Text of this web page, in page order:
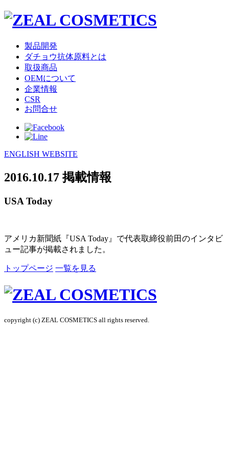
製品開発
ダチョウ抗体原料とは
取扱商品
OEMについて
企業情報
CSR
お問合せ
ENGLISH WEBSITE
2016.10.17 掲載情報
USA Today
アメリカ新聞紙『USA Today』で代表取締役前田のインタビ
ュー記事が掲載されました。
トップページ 一覧を見る
copyright (c) ZEAL COSMETICS all rights reserved.